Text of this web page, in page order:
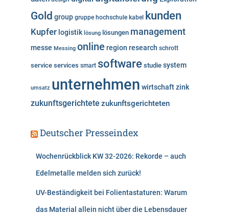
n
Gold group gruppe hochschule kabel kunden
Kupfer logistik lösung lösungen management
messe Messing online region research schrott
service services smart software studie system
umsatz unternehmen wirtschaftzink
zukunftsgerichtete zukunftsgerichteten
Deutscher Presseindex
Wochenrückblick KW 32-2026: Rekorde – auch
Edelmetalle melden sich zurück!
UV-Beständigkeit bei Folientastaturen: Warum
das Material allein nicht über die Lebensdauer